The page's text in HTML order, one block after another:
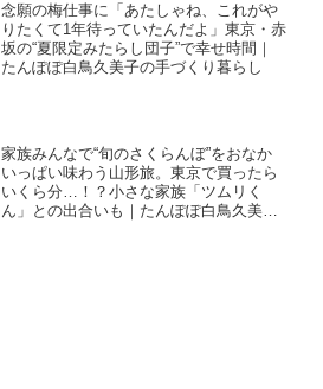
念願の梅仕事に「あたしゃね、これがや
りたくて1年待っていたんだよ」東京・赤
坂の“夏限定みたらし団子”で幸せ時間｜
たんぽぽ白鳥久美子の手づくり暮らし
家族みんなで“旬のさくらんぼ”をおなか
いっぱい味わう山形旅。東京で買ったら
いくら分…！？小さな家族「ツムリく
ん」との出合いも｜たんぽぽ白鳥久美子